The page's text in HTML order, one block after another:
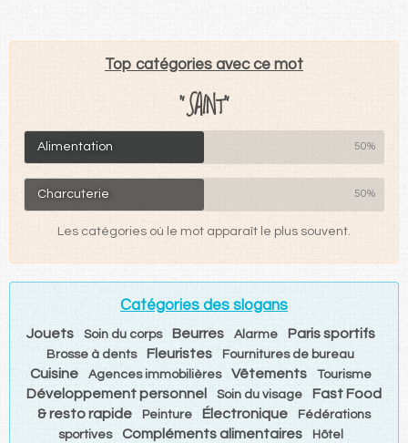
Top catégories avec ce mot
"SAINT"
Alimentation 50%
Charcuterie 50%
Les catégories où le mot apparaît le plus souvent.
Catégories des slogans
Jouets Soin du corps Beurres Alarme Paris sportifs
Brosse à dents Fleuristes Fournitures de bureau
Cuisine Agences immobilières Vêtements Tourisme
Développement personnel Soin du visage
Fast Food
& resto rapide
Peinture Électronique
Fédérations
sportives
Compléments alimentaires Hôtel